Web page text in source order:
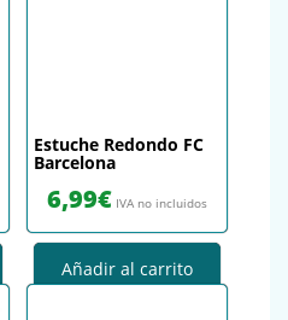
Estuche Redondo FC
Barcelona
6,99€ IVA no incluidos
Añadir al carrito